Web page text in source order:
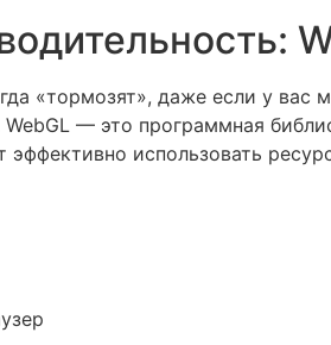
«тормозят», даже если у
WebGL — это программная
эффективно использовать